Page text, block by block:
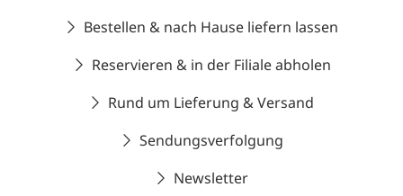
Bestellen & nach Hause liefern lassen
Reservieren & in der Filiale abholen
Rund um Lieferung & Versand
Sendungsverfolgung
Newsletter